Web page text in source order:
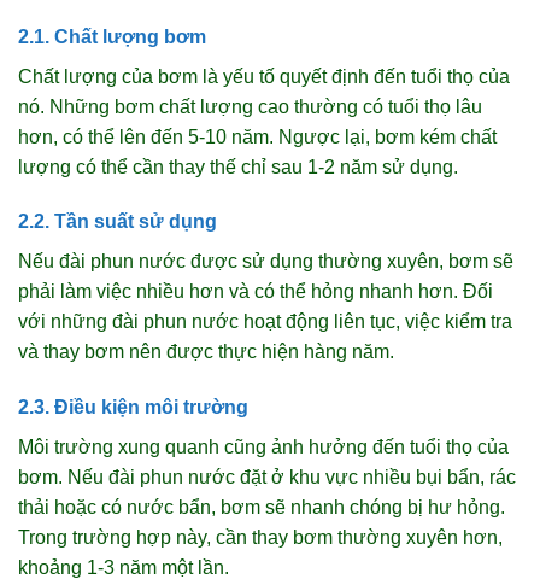
2.1. Chất lượng bơm
Chất lượng của bơm là yếu tố quyết định đến tuổi thọ của
nó. Những bơm chất lượng cao thường có tuổi thọ lâu
hơn, có thể lên đến 5-10 năm. Ngược lại, bơm kém chất
lượng có thể cần thay thế chỉ sau 1-2 năm sử dụng.
2.2. Tần suất sử dụng
Nếu đài phun nước được sử dụng thường xuyên, bơm sẽ
phải làm việc nhiều hơn và có thể hỏng nhanh hơn. Đối
với những đài phun nước hoạt động liên tục, việc kiểm tra
và thay bơm nên được thực hiện hàng năm.
2.3. Điều kiện môi trường
Môi trường xung quanh cũng ảnh hưởng đến tuổi thọ của
bơm. Nếu đài phun nước đặt ở khu vực nhiều bụi bẩn, rác
thải hoặc có nước bẩn, bơm sẽ nhanh chóng bị hư hỏng.
Trong trường hợp này, cần thay bơm thường xuyên hơn,
khoảng 1-3 năm một lần.